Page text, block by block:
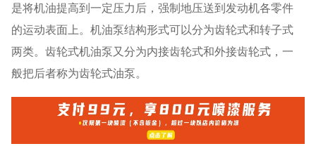
是将机油提高到一定压力后，强制地压送到发动机各零件
的运动表面上。机油泵结构形式可以分为齿轮式和转子式
两类。齿轮式机油泵又分为内接齿轮式和外接齿轮式，一
般把后者称为齿轮式油泵。